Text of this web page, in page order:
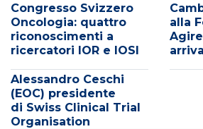
Congresso Svizzero
Oncologia: quattro
riconoscimenti a
ricercatori IOR e IOSI
alla
Alessandro Ceschi
(EOC) presidente
di Swiss Clinical Trial
Organisation